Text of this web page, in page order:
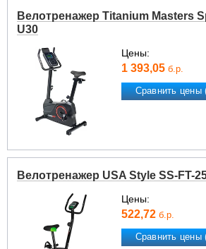
Велотренажер Titanium Masters
U30
Цены:
1 393,05 б.р.
Сравнить цены
Велотренажер USA Style SS-FT-
Цены:
522,72 б.р.
Сравнить цены